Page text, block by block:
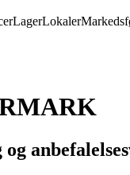
LagerLokaler